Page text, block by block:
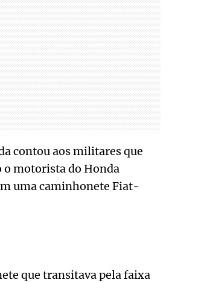
contou aos militares que
o motorista do Honda
uma caminhonete Fiat-
que transitava pela faixa